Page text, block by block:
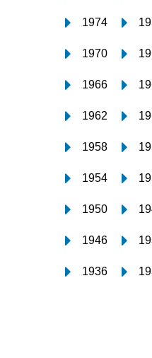
1974
1970
1966
1962
1958
1954
1950
1946
1936